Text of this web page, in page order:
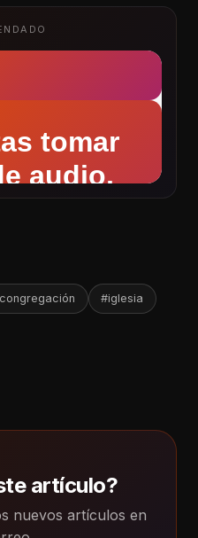
#iglesia
artículo?
nuevos artículos en